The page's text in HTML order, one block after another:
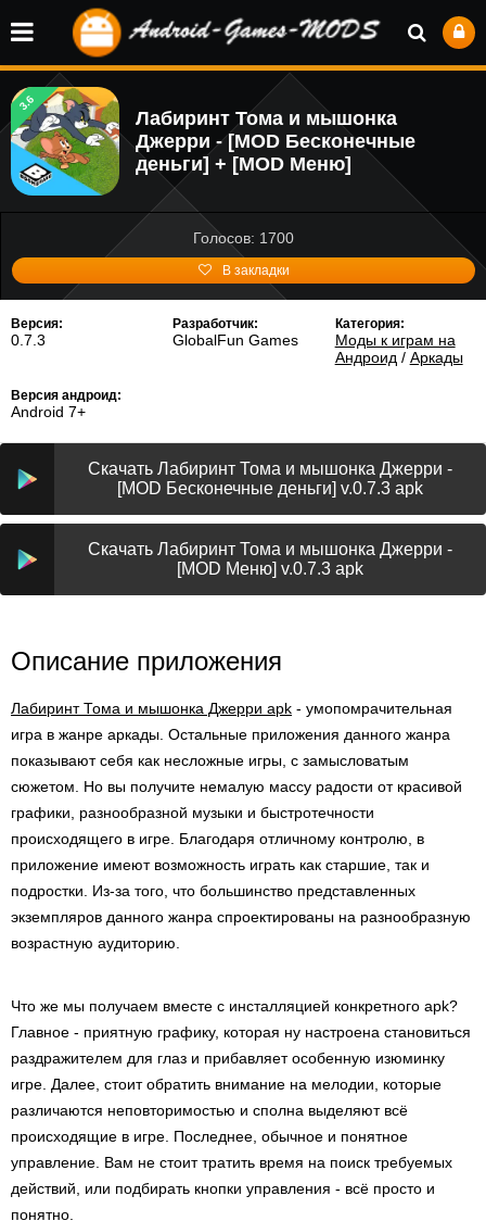
3.6
Лабиринт Тома и мышонка
Джерри - [MOD Бесконечные
деньги] + [MOD Меню]
Голосов: 1700
В закладки
Версия:
0.7.3
Разработчик:
GlobalFun Games
Категория:
Моды к играм на
Андроид / Аркады
Версия андроид:
Android 7+
Скачать Лабиринт Тома и мышонка Джерри -
[MOD Бесконечные деньги] v.0.7.3 apk
Скачать Лабиринт Тома и мышонка Джерри -
[MOD Меню] v.0.7.3 apk
Описание приложения
Лабиринт Тома и мышонка Джерри apk - умопомрачительная
игра в жанре аркады. Остальные приложения данного жанра
показывают себя как несложные игры, с замысловатым
сюжетом. Но вы получите немалую массу радости от красивой
графики, разнообразной музыки и быстротечности
происходящего в игре. Благодаря отличному контролю, в
приложение имеют возможность играть как старшие, так и
подростки. Из-за того, что большинство представленных
экземпляров данного жанра спроектированы на разнообразную
возрастную аудиторию.
Что же мы получаем вместе с инсталляцией конкретного apk?
Главное - приятную графику, которая ну настроена становиться
раздражителем для глаз и прибавляет особенную изюминку
игре. Далее, стоит обратить внимание на мелодии, которые
различаются неповторимостью и сполна выделяют всё
происходящие в игре. Последнее, обычное и понятное
управление. Вам не стоит тратить время на поиск требуемых
действий, или подбирать кнопки управления - всё просто и
понятно.